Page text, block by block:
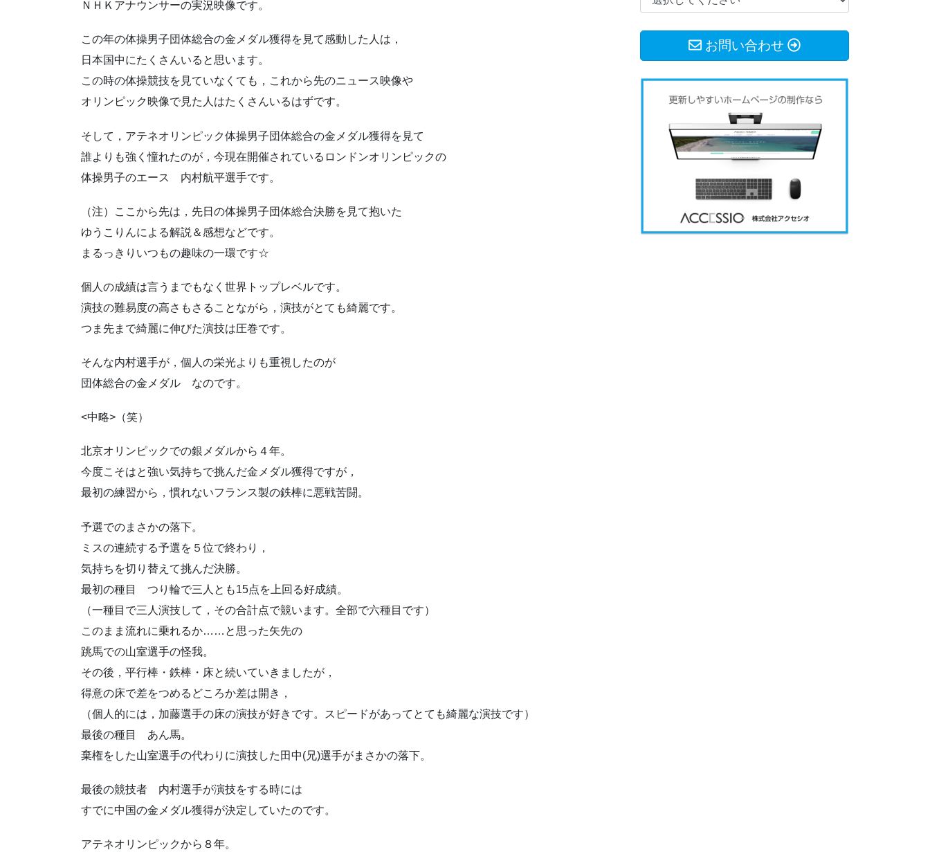
ＮＨＫアナウンサーの実況映像です。
この年の体操男子団体総合の金メダル獲得を見て感動した人は，
日本国中にたくさんいると思います。
この時の体操競技を見ていなくても，これから先のニュース映像や
オリンピック映像で見た人はたくさんいるはずです。
そして，アテネオリンピック体操男子団体総合の金メダル獲得を見て
誰よりも強く憧れたのが，今現在開催されているロンドンオリンピックの
体操男子のエース 内村航平選手です。
（注）ここから先は，先日の体操男子団体総合決勝を見て抱いた
ゆうこりんによる解説＆感想などです。
まるっきりいつもの趣味の一環です☆
個人の成績は言うまでもなく世界トップレベルです。
演技の難易度の高さもさることながら，演技がとても綺麗です。
つま先まで綺麗に伸びた演技は圧巻です。
そんな内村選手が，個人の栄光よりも重視したのが
団体総合の金メダル なのです。
<中略>（笑）
北京オリンピックでの銀メダルから４年。
今度こそはと強い気持ちで挑んだ金メダル獲得ですが，
最初の練習から，慣れないフランス製の鉄棒に悪戦苦闘。
予選でのまさかの落下。
ミスの連続する予選を５位で終わり，
気持ちを切り替えて挑んだ決勝。
最初の種目 つり輪で三人とも15点を上回る好成績。
（一種目で三人演技して，その合計点で競います。全部で六種目です）
このまま流れに乗れるか……と思った矢先の
跳馬での山室選手の怪我。
その後，平行棒・鉄棒・床と続いていきましたが，
得意の床で差をつめるどころか差は開き，
（個人的には，加藤選手の床の演技が好きです。スピードがあってとても綺麗な演技です）
最後の種目 あん馬。
棄権をした山室選手の代わりに演技した田中(兄)選手がまさかの落下。
最後の競技者 内村選手が演技をする時には
すでに中国の金メダル獲得が決定していたのです。
アテネオリンピックから８年。
お問い合わせ